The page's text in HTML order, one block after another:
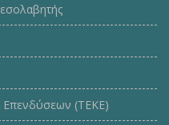
Επενδύσεων (ΤΕΚE)